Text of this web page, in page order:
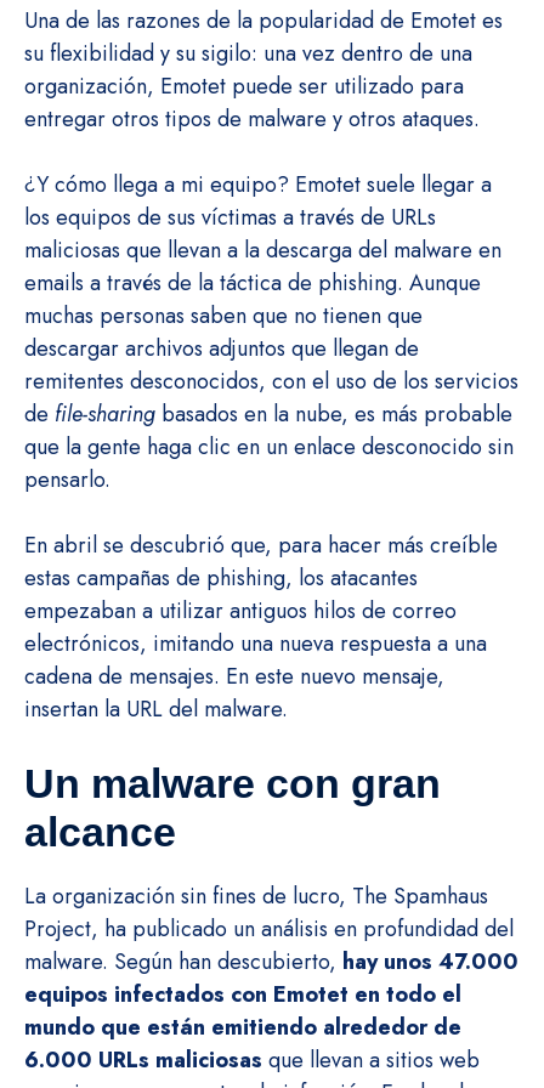
Una de las razones de la popularidad de Emotet es
su flexibilidad y su sigilo: una vez dentro de una
organización, Emotet puede ser utilizado para
entregar otros tipos de malware y otros ataques.
¿Y cómo llega a mi equipo? Emotet suele llegar a
los equipos de sus víctimas a través de URLs
maliciosas que llevan a la descarga del malware en
emails a través de la táctica de phishing. Aunque
muchas personas saben que no tienen que
descargar archivos adjuntos que llegan de
remitentes desconocidos, con el uso de los servicios
de file-sharing basados en la nube, es más probable
que la gente haga clic en un enlace desconocido sin
pensarlo.
En abril se descubrió que, para hacer más creíble
estas campañas de phishing, los atacantes
empezaban a utilizar antiguos hilos de correo
electrónicos, imitando una nueva respuesta a una
cadena de mensajes. En este nuevo mensaje,
insertan la URL del malware.
Un malware con gran
alcance
La organización sin fines de lucro, The Spamhaus
Project, ha publicado un análisis en profundidad del
malware. Según han descubierto, hay unos 47.000
equipos infectados con Emotet en todo el
mundo que están emitiendo alrededor de
6.000 URLs maliciosas que llevan a sitios web